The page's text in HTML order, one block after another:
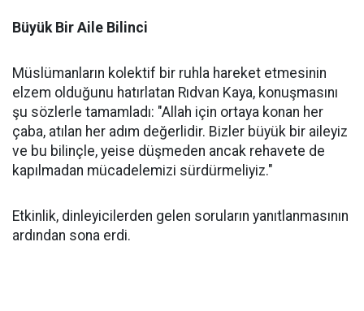
Büyük Bir Aile Bilinci
Müslümanların kolektif bir ruhla hareket etmesinin
elzem olduğunu hatırlatan Rıdvan Kaya, konuşmasını
şu sözlerle tamamladı: "Allah için ortaya konan her
çaba, atılan her adım değerlidir. Bizler büyük bir aileyiz
ve bu bilinçle, yeise düşmeden ancak rehavete de
kapılmadan mücadelemizi sürdürmeliyiz."
Etkinlik, dinleyicilerden gelen soruların yanıtlanmasının
ardından sona erdi.